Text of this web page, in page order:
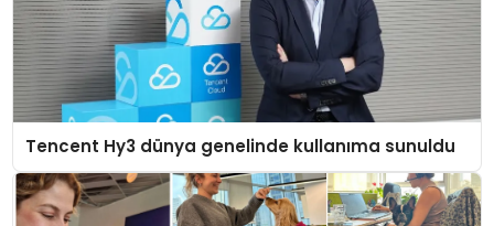
Tencent Hy3 dünya genelinde kullanıma sunuldu